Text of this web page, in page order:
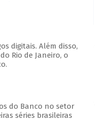
digitais. Além disso,
Rio de Janeiro, o
do Banco no setor
séries brasileiras